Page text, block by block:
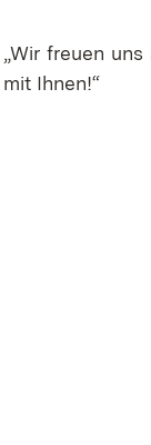
„Wir freuen
mit Ihnen!“